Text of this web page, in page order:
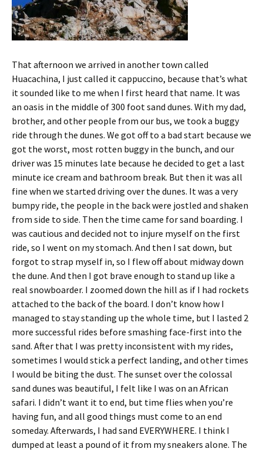
That afternoon we arrived in another town called
Huacachina, I just called it cappuccino, because that’s what
it sounded like to me when I first heard that name. It was
an oasis in the middle of 300 foot sand dunes. With my dad,
brother, and other people from our bus, we took a buggy
ride through the dunes. We got off to a bad start because we
got the worst, most rotten buggy in the bunch, and our
driver was 15 minutes late because he decided to get a last
minute ice cream and bathroom break. But then it was all
fine when we started driving over the dunes. It was a very
bumpy ride, the people in the back were jostled and shaken
from side to side. Then the time came for sand boarding. I
was cautious and decided not to injure myself on the first
ride, so I went on my stomach. And then I sat down, but
forgot to strap myself in, so I flew off about midway down
the dune. And then I got brave enough to stand up like a
real snowboarder. I zoomed down the hill as if I had rockets
attached to the back of the board. I don’t know how I
managed to stay standing up the whole time, but I lasted 2
more successful rides before smashing face-first into the
sand. After that I was pretty inconsistent with my rides,
sometimes I would stick a perfect landing, and other times
I would be biting the dust. The sunset over the colossal
sand dunes was beautiful, I felt like I was on an African
safari. I didn’t want it to end, but time flies when you’re
having fun, and all good things must come to an end
someday. Afterwards, I had sand EVERYWHERE. I think I
dumped at least a pound of it from my sneakers alone. The